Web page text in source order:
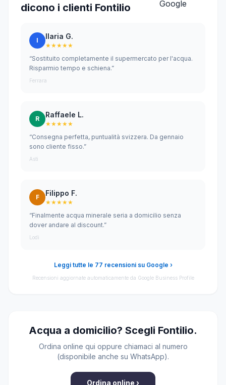
dicono i clienti Fontilio
I Ilaria G.
★★★★★
“Sostituito completamente il supermercato per l'acqua.
Risparmio tempo e schiena.”
Ferrara
R Raffaele L.
★★★★★
“Consegna perfetta, puntualità svizzera. Da gennaio
sono cliente fisso.”
Asti
F Filippo F.
★★★★★
“Finalmente acqua minerale seria a domicilio senza
dover andare al discount.”
Lodi
Leggi tutte le 77 recensioni su Google ›
Recensioni aggiornate automaticamente da Google Business Profile
Acqua a domicilio? Scegli Fontilio.
Ordina online qui oppure chiamaci al numero
(disponibile anche su WhatsApp).
Ordina online ›